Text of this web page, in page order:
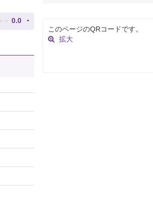
★ ★ 0.0
このページのQRコードです。
拡大